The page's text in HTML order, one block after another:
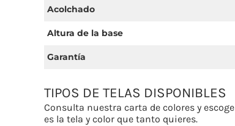
Acolchado
Altura de la base
Garantía
TIPOS DE TELAS DISPONIBLES
Consulta nuestra carta de colores y
es la tela y color que tanto quieres.